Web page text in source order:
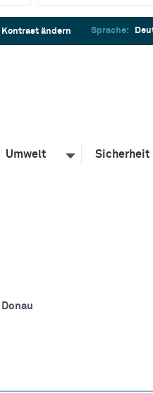
Kontrast ändern Sprache:
Umwelt Sicherheit
Donau